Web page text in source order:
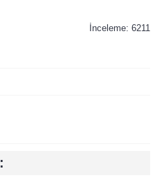
İnceleme: 6211